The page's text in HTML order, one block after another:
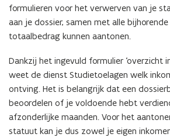
formulieren voor het verwerven van je
aan je dossier, samen met alle
totaalbedrag kunnen aantonen.
Dankzij het ingevuld formulier ‘overzicht
weet de dienst Studietoelagen welk
ontving. Het is belangrijk dat een
beoordelen of je voldoende hebt
afzonderlijke maanden. Voor het
statuut kan je dus zowel je eigen